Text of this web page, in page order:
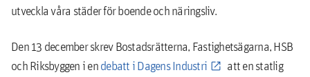
utveckla våra städer för boende och näringsliv.
Den 13 december skrev Bostadsrätterna, Fastighetsägarna, HSB
och Riksbyggen i endebatt i Dagens Industri
att en statlig